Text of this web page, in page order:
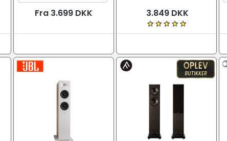
Fra 3.699 DKK 3.849 DKK